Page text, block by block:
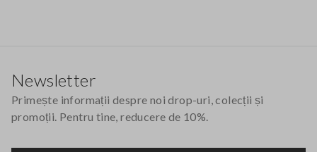
Newsletter
Primește informații despre noi drop-uri, colecții și
promoții. Pentru tine, reducere de 10%.